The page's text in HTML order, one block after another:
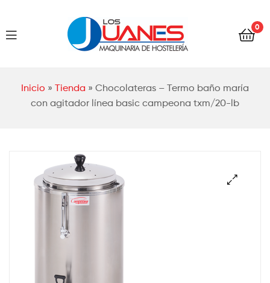
Los
0
Inicio » Tienda » Chocolateras – Termo baño maría
con agitador línea basic campeona txm/20-lb
Los